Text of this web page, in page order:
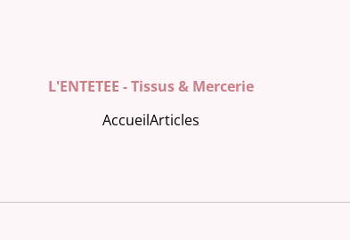
L'ENTETEE - Tissus & Mercerie
AccueilArticles